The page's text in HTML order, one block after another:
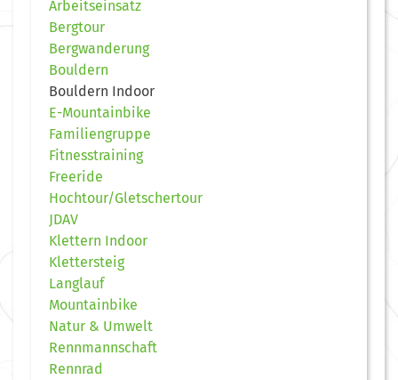
Arbeitseinsatz
Bergtour
Bergwanderung
Bouldern
Bouldern Indoor
E-Mountainbike
Familiengruppe
Fitnesstraining
Freeride
Hochtour/Gletschertour
JDAV
Klettern Indoor
Klettersteig
Langlauf
Mountainbike
Natur & Umwelt
Rennmannschaft
Rennrad